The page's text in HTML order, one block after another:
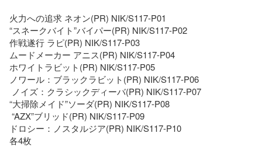
火力への追求 ネオン(PR) NIK/S117-P01
“スネークバイト”バイパー(PR) NIK/S117-P02
作戦遂行 ラピ(PR) NIK/S117-P03
ムードメーカー アニス(PR) NIK/S117-P04
ホワイトラビット(PR) NIK/S117-P05
ノワール：ブラックラビット(PR) NIK/S117-P06
ノイズ：クラシックディーバ(PR) NIK/S117-P07
“大掃除メイド”ソーダ(PR) NIK/S117-P08
“AZX”ブリッド(PR) NIK/S117-P09
ドロシー：ノスタルジア(PR) NIK/S117-P10
各4枚